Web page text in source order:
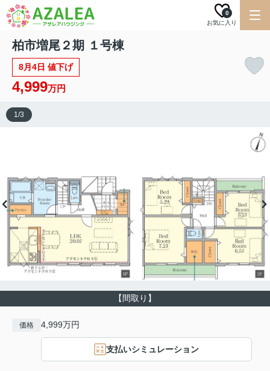
お気に入り
0
柏市増尾２期 １号棟
8月4日 値下げ
4,999万円
【間取り】
1/3
価格 4,999万円
支払いシミュレーション